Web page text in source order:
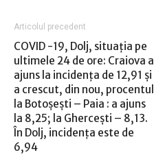
Articolul precedent
COVID -19, Dolj, situaţia pe
ultimele 24 de ore: Craiova a
ajuns la incidenţa de 12,91 şi
a crescut, din nou, procentul
la Botoşeşti – Paia : a ajuns
la 8,25; la Gherceşti – 8,13.
În Dolj, incidenţa este de
6,94